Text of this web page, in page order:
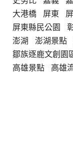
大港橋
屏東
屏東縣民公園
澎湖
澎湖景點
鄒族逐鹿文創園
高雄景點
高雄